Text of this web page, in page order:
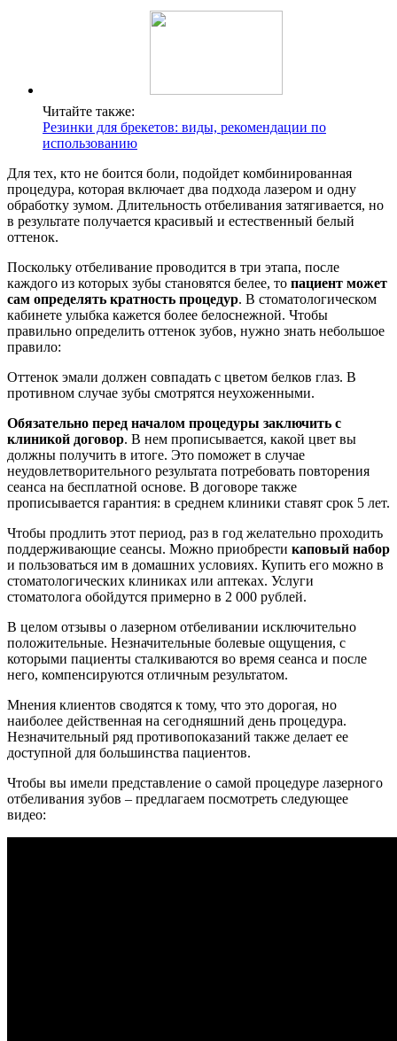
Читайте также:
Резинки для брекетов: виды, рекомендации по
использованию
Для тех, кто не боится боли, подойдет комбинированная
процедура, которая включает два подхода лазером и одну
обработку зумом. Длительность отбеливания затягивается, но
в результате получается красивый и естественный белый
оттенок.
Поскольку отбеливание проводится в три этапа, после
каждого из которых зубы становятся белее, то пациент может
сам определять кратность процедур. В стоматологическом
кабинете улыбка кажется более белоснежной. Чтобы
правильно определить оттенок зубов, нужно знать небольшое
правило:
Оттенок эмали должен совпадать с цветом белков глаз. В
противном случае зубы смотрятся неухоженными.
Обязательно перед началом процедуры заключить с
клиникой договор. В нем прописывается, какой цвет вы
должны получить в итоге. Это поможет в случае
неудовлетворительного результата потребовать повторения
сеанса на бесплатной основе. В договоре также
прописывается гарантия: в среднем клиники ставят срок 5 лет.
Чтобы продлить этот период, раз в год желательно проходить
поддерживающие сеансы. Можно приобрести каповый набор
и пользоваться им в домашних условиях. Купить его можно в
стоматологических клиниках или аптеках. Услуги
стоматолога обойдутся примерно в 2 000 рублей.
В целом отзывы о лазерном отбеливании исключительно
положительные. Незначительные болевые ощущения, с
которыми пациенты сталкиваются во время сеанса и после
него, компенсируются отличным результатом.
Мнения клиентов сводятся к тому, что это дорогая, но
наиболее действенная на сегодняшний день процедура.
Незначительный ряд противопоказаний также делает ее
доступной для большинства пациентов.
Чтобы вы имели представление о самой процедуре лазерного
отбеливания зубов – предлагаем посмотреть следующее
видео: